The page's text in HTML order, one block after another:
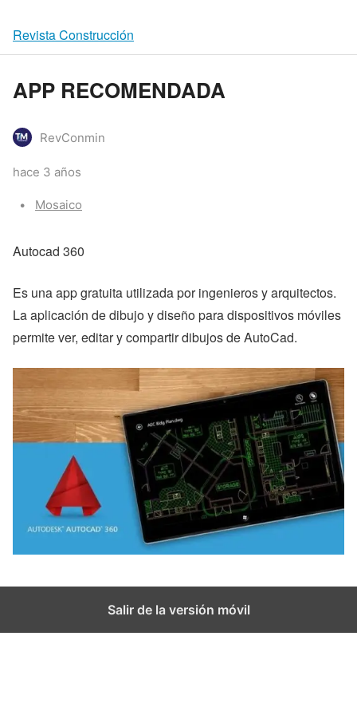
Revista Construcción
APP RECOMENDADA
RevConmin
hace 3 años
Categories:
Mosaico
Autocad 360
Es una app gratuita utilizada por ingenieros y arquitectos.
La aplicación de dibujo y diseño para dispositivos móviles
permite ver, editar y compartir dibujos de AutoCad.
Salir de la versión móvil